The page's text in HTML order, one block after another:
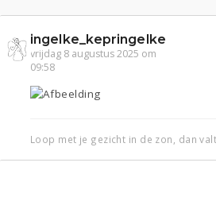
ingelke_kepringelke
vrijdag 8 augustus 2025 om
09:58
Loop met je gezicht in de zon, dan